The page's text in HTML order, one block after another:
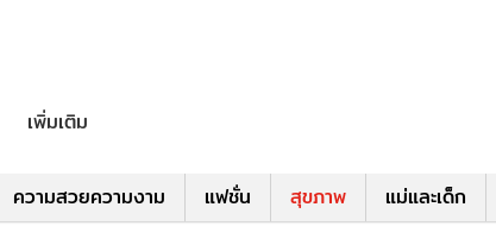
เพิ่มเติม
ความสวยความงาม แฟชั่น สุขภาพ แม่และเด็ก